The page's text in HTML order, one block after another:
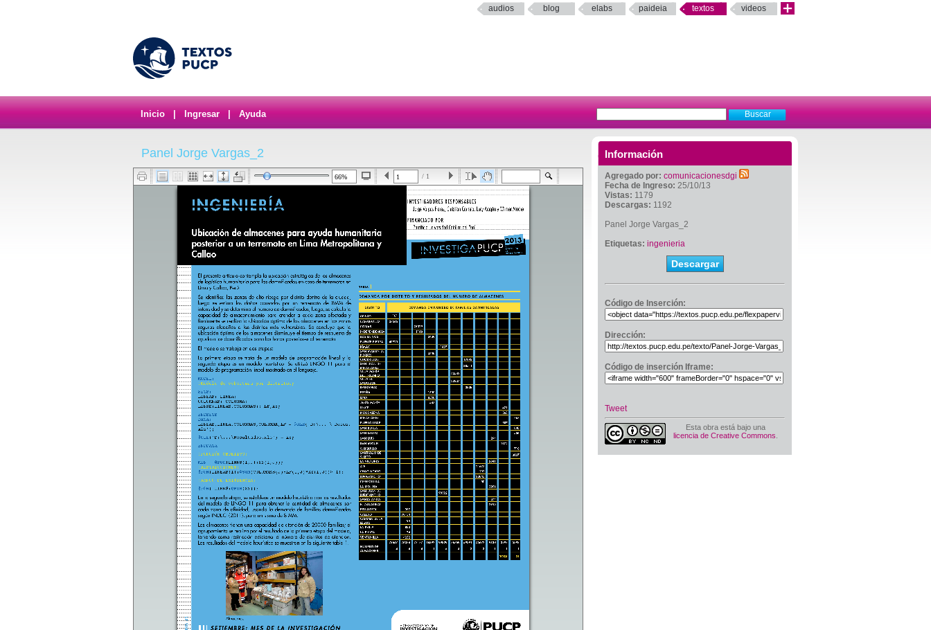
audios blog elabs paideia textos videos
Inicio Ingresar Ayuda
Información
Agregado por: comunicacionesdgi
Fecha de Ingreso: 25/10/13
Vistas: 1179
Descargas: 1192
Panel Jorge Vargas_2
Etiquetas: ingenieria
Descargar
Código de Inserción:
Dirección:
Código de inserción Iframe:
Tweet
Esta obra está bajo una
licencia de Creative Commons
Panel Jorge Vargas_2
/ 1